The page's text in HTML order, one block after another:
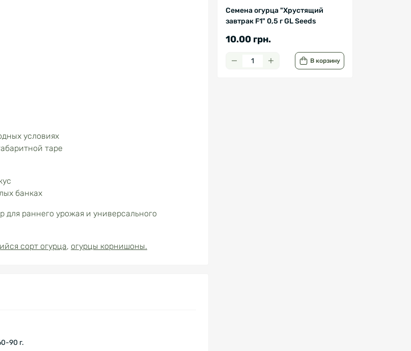
Семена огурца "Хрустящий
завтрак F1" 0,5 г GL Seeds
10.00 грн.
В корзину
условиях
таре
банках
для раннего урожая и универсального
сорт огурца, огурцы корнишоны.
90 г.